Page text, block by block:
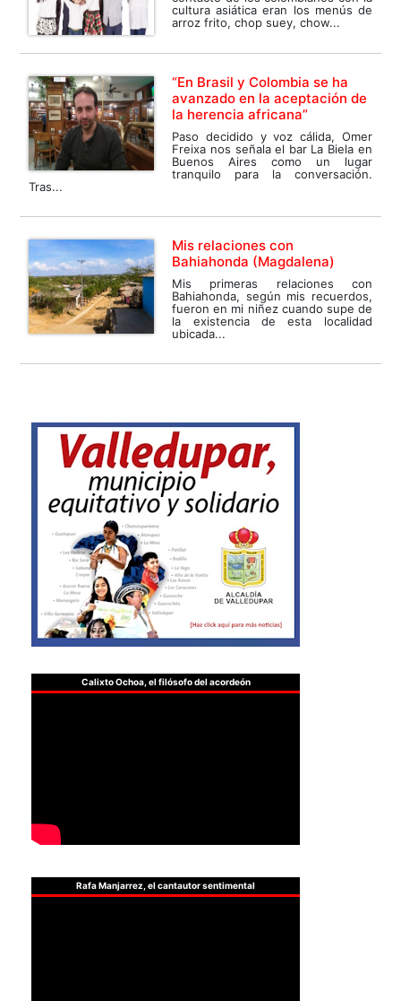
cultura asiática eran los menús de
arroz frito, chop suey, chow...
“En Brasil y Colombia se ha
avanzado en la aceptación de
la herencia africana”
Paso decidido y voz cálida, Omer
Freixa nos señala el bar La Biela en
Buenos Aires como un lugar
tranquilo para la conversación.
Tras...
Mis relaciones con
Bahiahonda (Magdalena)
Mis primeras relaciones con
Bahiahonda, según mis recuerdos,
fueron en mi niñez cuando supe de
la existencia de esta localidad
ubicada...
Calixto Ochoa, el filósofo del acordeón
Rafa Manjarrez, el cantautor sentimental